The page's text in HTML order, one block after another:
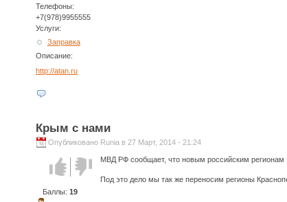
Телефоны:
+7(978)9955555
Услуги:
Заправка
Описание:
http://atan.ru
Крым с нами
Опубликовано Runia в 27 Март, 2014 - 21:24
Голос за!Голос
против!
Баллы: 19
МВД РФ сообщает, что новым российским регионам
Под это дело мы так же переносим регионы